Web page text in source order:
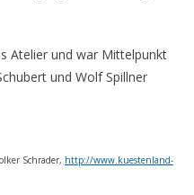
Atelier und war Mittelpunkt
und Wolf Spillner
Schrader, http://www.kuestenland-